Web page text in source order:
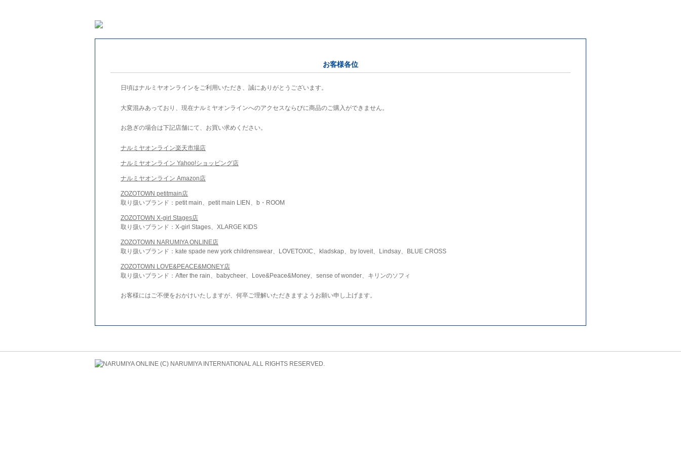
お客様各位
日頃はナルミヤオンラインをご利用いただき、誠にありがとうございます。
大変混みあっており、現在ナルミヤオンラインへのアクセスならびに商品のご購入ができません。
お急ぎの場合は下記店舗にて、お買い求めください。
ナルミヤオンライン楽天市場店
ナルミヤオンライン Yahoo!ショッピング店
ナルミヤオンライン Amazon店
ZOZOTOWN petitmain店
取り扱いブランド：petit main、petit main LIEN、b・ROOM
ZOZOTOWN X-girl Stages店
取り扱いブランド：X-girl Stages、XLARGE KIDS
ZOZOTOWN NARUMIYA ONLINE店
取り扱いブランド：kate spade new york childrenswear、LOVETOXIC、kladskap、by loveit、Lindsay、BLUE CROSS
ZOZOTOWN LOVE&PEACE&MONEY店
取り扱いブランド：After the rain、babycheer、Love&Peace&Money、sense of wonder、キリンのソフィ
お客様にはご不便をおかけいたしますが、何卒ご理解いただきますようお願い申し上げます。